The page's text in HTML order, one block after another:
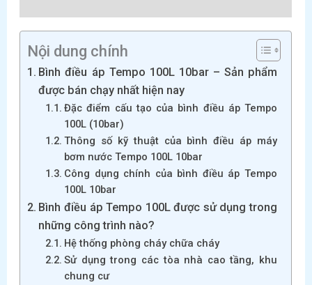
Nội dung chính
Bình điều áp Tempo 100L 10bar – Sản phẩm
được bán chạy nhất hiện nay
Đặc điểm cấu tạo của bình điều áp Tempo
100L (10bar)
Thông số kỹ thuật của bình điều áp máy
bơm nước Tempo 100L 10bar
Công dụng chính của bình điều áp Tempo
100L 10bar
Bình điều áp Tempo 100L được sử dụng trong
những công trình nào?
Hệ thống phòng cháy chữa cháy
Sử dụng trong các tòa nhà cao tầng, khu
chung cư